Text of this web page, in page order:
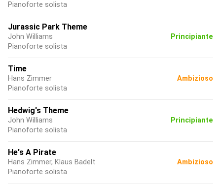
Pianoforte solista
Jurassic Park Theme
John Williams
Pianoforte solista
Principiante
Time
Hans Zimmer
Pianoforte solista
Ambizioso
Hedwig's Theme
John Williams
Pianoforte solista
Principiante
He's A Pirate
Hans Zimmer, Klaus Badelt
Pianoforte solista
Ambizioso